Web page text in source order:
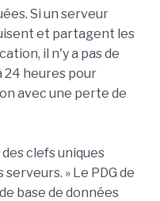
Si un serveur
et partagent les
il n'y a pas de
24 heures pour
avec une perte de
clefs uniques
» Le PDG de
base de données